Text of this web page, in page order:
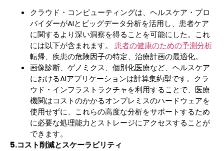
クラウド・コンピューティングは、ヘルスケア・プロ
バイダーがAIとビッグデータ分析を活用し、患者ケア
に関するより深い洞察を得ることを可能にした。これ
には以下が含まれます。 患者の健康のための予測分析
転帰、疾患の危険因子の特定、治療計画の最適化。
画像診断、ゲノミクス、個別化医療など、ヘルスケア
におけるAIアプリケーションは計算集約型です。クラ
ウド・インフラストラクチャを利用することで、医療
機関はコストのかかるオンプレミスのハードウェアを
使用せずに、これらの高度な分析をサポートするため
に必要な処理能力とストレージにアクセスすることが
できます。
5.コスト削減とスケーラビリティ